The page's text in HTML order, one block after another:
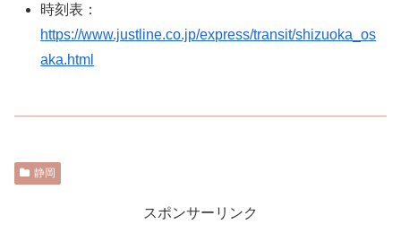
時刻表：
https://www.justline.co.jp/express/transit/shizuoka_os
aka.html
静岡
スポンサーリンク